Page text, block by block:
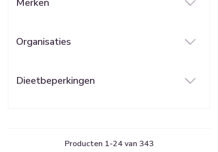
Merken
Organisaties
Dieetbeperkingen
Producten 1-24van 343